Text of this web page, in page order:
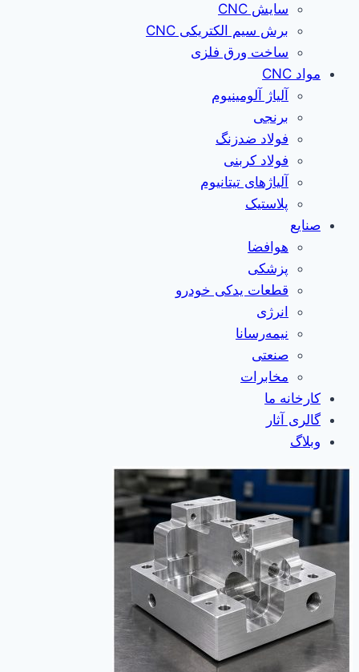
سایش CNC
برش سیم الکتریکی CNC
ساخت ورق فلزی
مواد CNC
آلیاژ آلومینیوم
برنجی
فولاد ضدزنگ
فولاد کربنی
آلیاژهای تیتانیوم
پلاستیک
صنایع
هوافضا
پزشکی
قطعات یدکی خودرو
انرژی
نیمه‌رسانا
صنعتی
مخابرات
کارخانه ما
گالری آثار
وبلاگ